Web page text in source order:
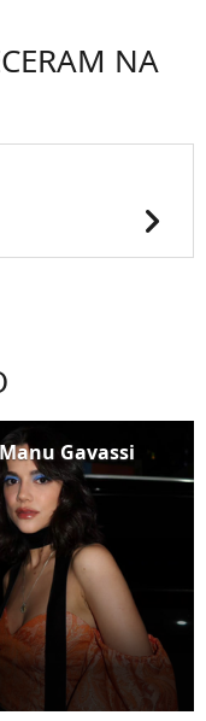
NA
chevron_right
Gavassi